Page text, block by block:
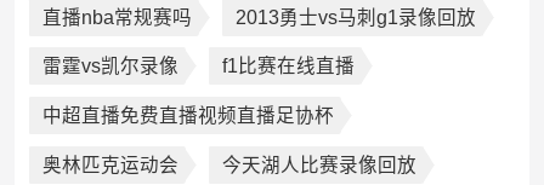
直播nba常规赛吗 2013勇士vs马刺g1录像回放
雷霆vs凯尔录像 f1比赛在线直播
中超直播免费直播视频直播足协杯
奥林匹克运动会 今天湖人比赛录像回放